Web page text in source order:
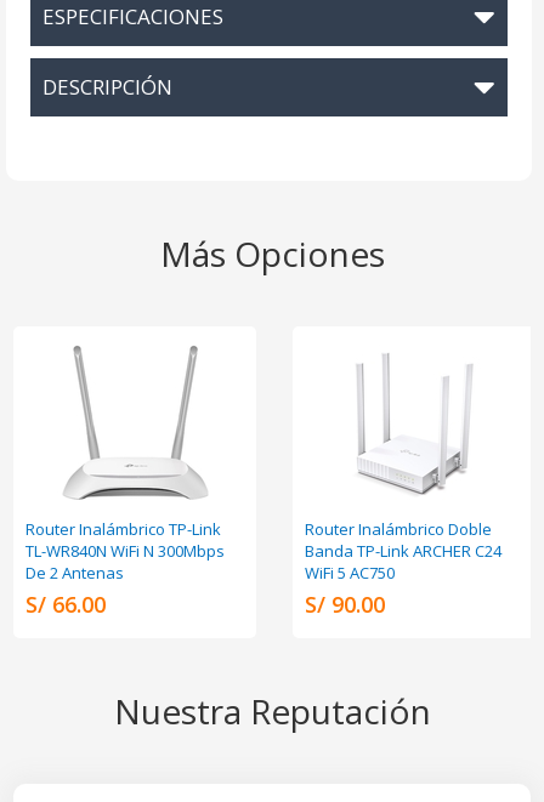
ESPECIFICACIONES
DESCRIPCIÓN
Más Opciones
Router Inalámbrico TP-Link
TL-WR840N WiFi N 300Mbps
De 2 Antenas
S/ 66.00
Router Inalámbrico Doble
Banda TP-Link ARCHER C24
WiFi 5 AC750
S/ 90.00
Nuestra Reputación